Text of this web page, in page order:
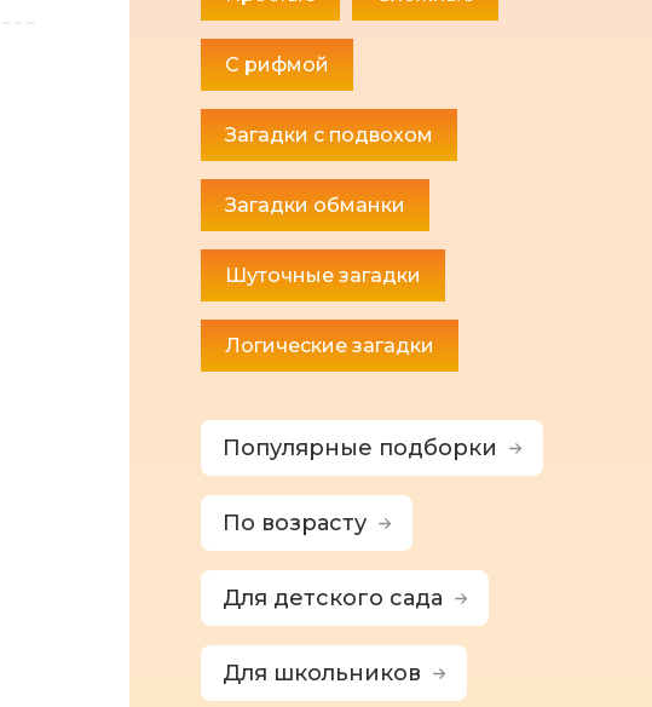
С рифмой
Загадки с подвохом
Загадки обманки
Шуточные загадки
Логические загадки
Популярные подборки
По возрасту
Для детского сада
Для школьников